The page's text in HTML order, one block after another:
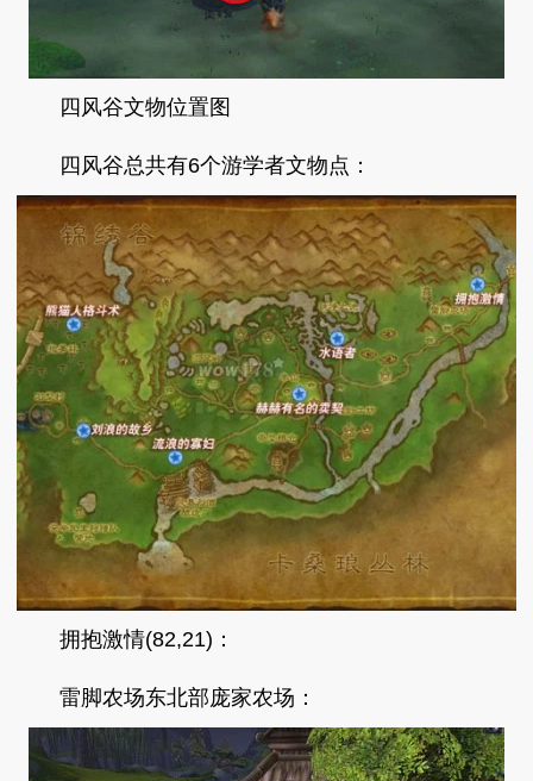
四风谷文物位置图
四风谷总共有6个游学者文物点：
拥抱激情(82,21)：
雷脚农场东北部庞家农场：